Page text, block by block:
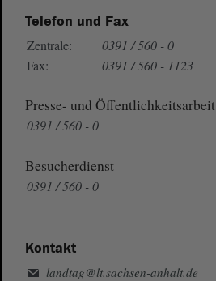
Telefon und Fax
Zentrale:
0391 / 560 - 0
Fax:
0391 / 560 - 1123
Presse- und Öffentlichkeitsarbeit
0391 / 560 - 0
Besucherdienst
0391 / 560 - 0
Kontakt
landtag@lt.sachsen-anhalt.de